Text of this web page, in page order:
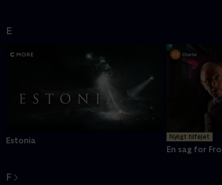
E
Estonia Nyligt tilføjet
En sag for
F